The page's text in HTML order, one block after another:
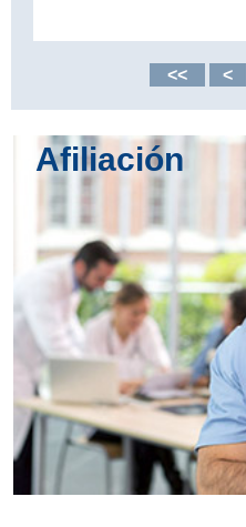
<< <
Afiliación